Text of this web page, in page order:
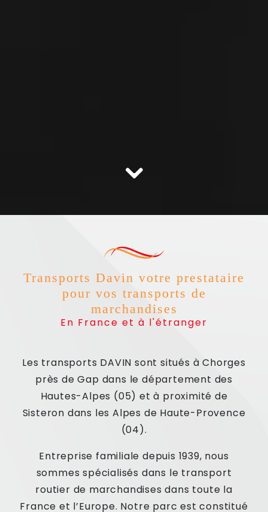
Transports Davin votre prestataire
pour vos transports de
marchandises
En France et à l'étranger
Les transports DAVIN sont situés à Chorges
près de Gap dans le département des
Hautes-Alpes (05) et à proximité de
Sisteron dans les Alpes de Haute-Provence
(04).
Entreprise familiale depuis 1939, nous
sommes spécialisés dans le transport
routier de marchandises dans toute la
France et l’Europe. Notre parc est constitué